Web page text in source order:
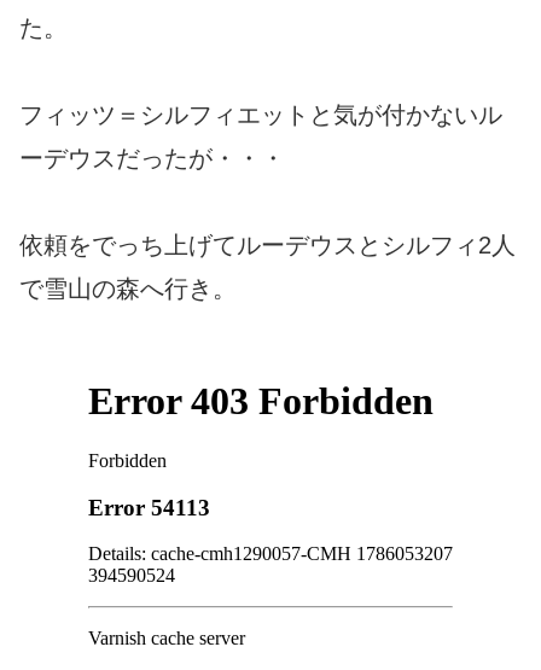
た。
フィッツ＝シルフィエットと気が付かないル
ーデウスだったが・・・
依頼をでっち上げてルーデウスとシルフィ2人
で雪山の森へ行き。